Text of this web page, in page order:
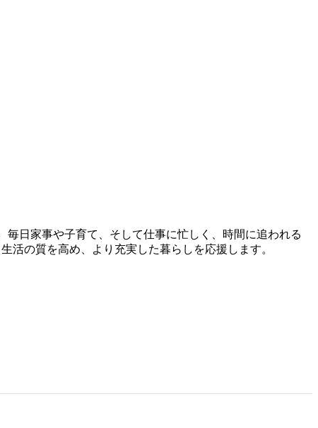
毎日家事や子育て、そして仕事に忙しく、時間に追われる
の質を高め、より充実した暮らしを応援します。